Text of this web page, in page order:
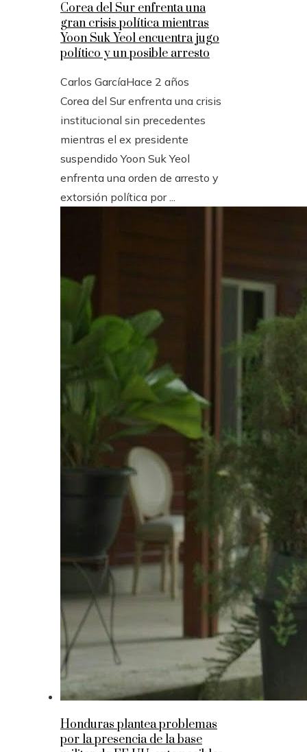
Corea del Sur enfrenta una
gran crisis política mientras
Yoon Suk Yeol encuentra jugo
político y un posible arresto
Carlos GarcíaHace 2 años
Corea del Sur enfrenta una crisis
institucional sin precedentes
mientras el ex presidente
suspendido Yoon Suk Yeol
enfrenta una orden de arresto y
extorsión política por ...
Honduras plantea problemas
por la presencia de la base